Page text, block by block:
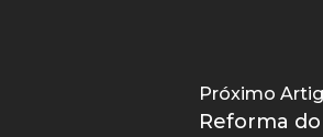
Próximo
Reforma do